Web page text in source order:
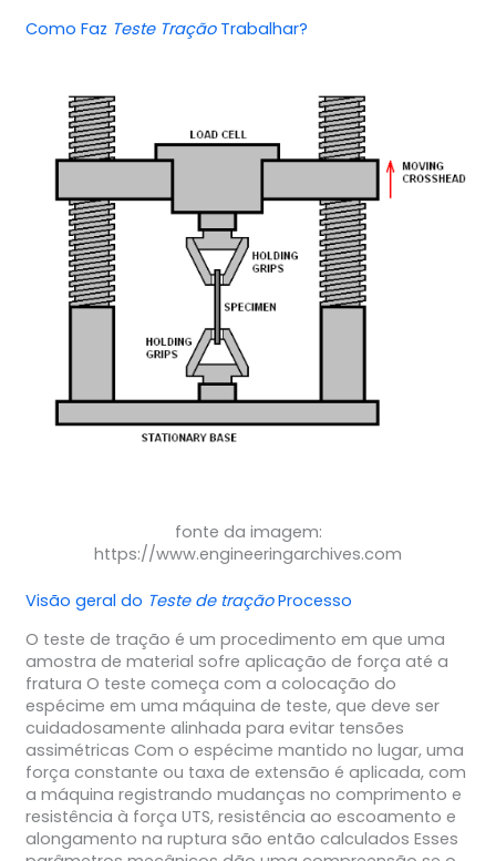
Como Faz Teste TraçãoTrabalhar?
fonte da imagem:
https://www.engineeringarchives.com
Visão geral do Teste de traçãoProcesso
O teste de tração é um procedimento em que uma
amostra de material sofre aplicação de força até a
fratura O teste começa com a colocação do
espécime em uma máquina de teste, que deve ser
cuidadosamente alinhada para evitar tensões
assimétricas Com o espécime mantido no lugar, uma
força constante ou taxa de extensão é aplicada, com
a máquina registrando mudanças no comprimento e
resistência à força UTS, resistência ao escoamento e
alongamento na ruptura são então calculados Esses